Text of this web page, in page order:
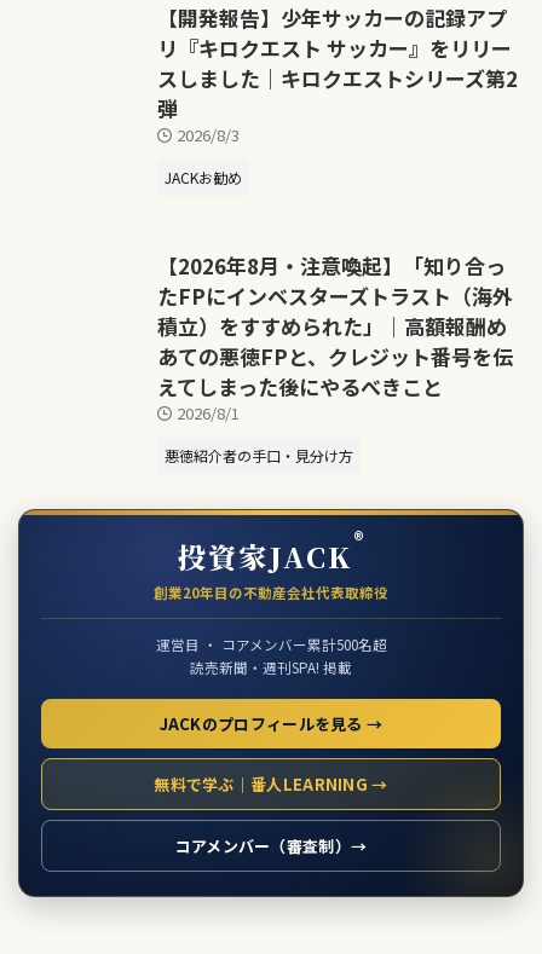
【開発報告】少年サッカーの記録アプ
リ『キロクエスト サッカー』をリリー
スしました｜キロクエストシリーズ第2
弾
2026/8/3
JACKお勧め
【2026年8月・注意喚起】「知り合っ
たFPにインベスターズトラスト（海外
積立）をすすめられた」｜高額報酬め
あての悪徳FPと、クレジット番号を伝
えてしまった後にやるべきこと
2026/8/1
悪徳紹介者の手口・見分け方
投資家JACK®
創業20年目の不動産会社代表取締役
運営目 ・ コアメンバー累計500名超
読売新聞・週刊SPA! 掲載
JACKのプロフィールを見る →
無料で学ぶ｜番人LEARNING →
コアメンバー（審査制）→